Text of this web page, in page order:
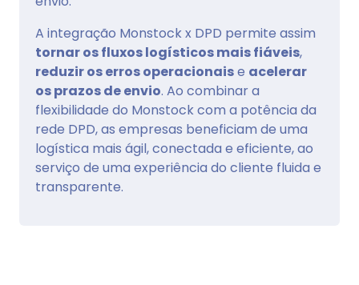
A integração Monstock x DPD permite assim
tornar os fluxos logísticos mais fiáveis,
reduzir os erros operacionaise acelerar
os prazos de envio. Ao combinar a
flexibilidade do Monstock com a potência da
rede DPD, as empresas beneficiam de uma
logística mais ágil, conectada e eficiente, ao
serviço de uma experiência do cliente fluida e
transparente.